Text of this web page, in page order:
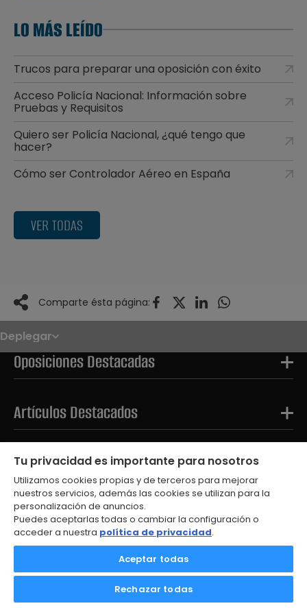
LO MÁS LEÍDO
Trucos para preparar una oposición con éxito
Acceso Policía Nacional: Información sobre
Pruebas y Requisitos
Quiero ser Policía Nacional, ¿qué tengo que
hacer?
Cómo ser Controlador Aéreo en España
VER TODAS
Comparte ésta página:
Deplegar
Noticias
Oposiciones
Convocatorias
Paso paso
OPE 2026
Oposiciones Destacadas
Artículos Destacados
Tests Destacados
© 2026
Aviso Legal
Política de Privacidad
Política de Cookies
Contacto
Tu privacidad es importante para nosotros
Utilizamos cookies propias y de terceros para mejorar
nuestros servicios, además las cookies se utilizan para la
personalización de anuncios.
Puedes aceptarlas todas o cambiar la configuración o
acceder a nuestra política de privacidad.
Aceptar todas
Rechazar todas